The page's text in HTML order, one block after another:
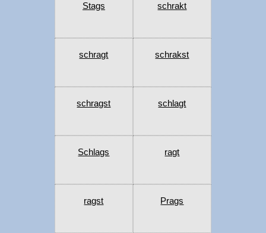
Stags schrakt
schragt schrakst
schragst schlagt
Schlags ragt
ragst Prags